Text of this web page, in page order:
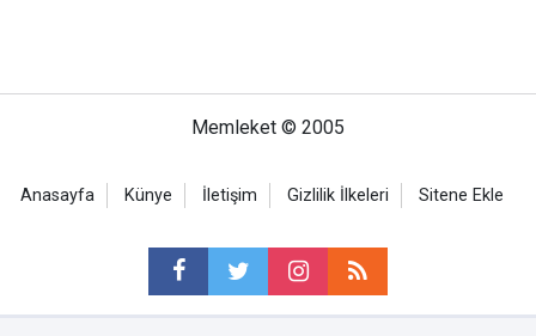
Memleket © 2005
Anasayfa Künye İletişim Gizlilik İlkeleri Sitene Ekle